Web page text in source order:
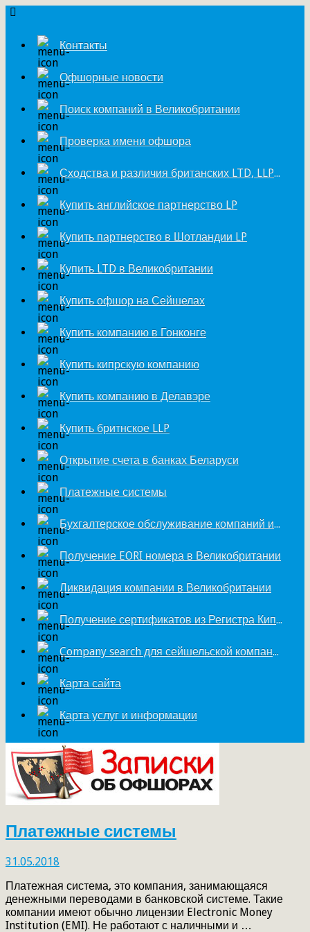
Контакты
Офшорные новости
Поиск компаний в Великобритании
Проверка имени офшора
Сходства и различия британских LTD, LLP и LP
Купить английское партнерство LP
Купить партнерство в Шотландии LP
Купить LTD в Великобритании
Купить офшор на Сейшелах
Купить компанию в Гонконге
Купить кипрскую компанию
Купить компанию в Делавэре
Купить бритнское LLP
Открытие счета в банках Беларуси
Платежные системы
Бухгалтерское обслуживание компаний из Великобритании
Получение EORI номера в Великобритании
Ликвидация компании в Великобритании
Получение сертификатов из Регистра Кипра
Company search для сейшельской компании
Карта сайта
Карта услуг и информации
Платежные системы
31.05.2018
Платежная система, это компания, занимающаяся
денежными переводами в банковской системе. Такие
компании имеют обычно лицензии Electronic Money
Institution (EMI). Не работают с наличными и …